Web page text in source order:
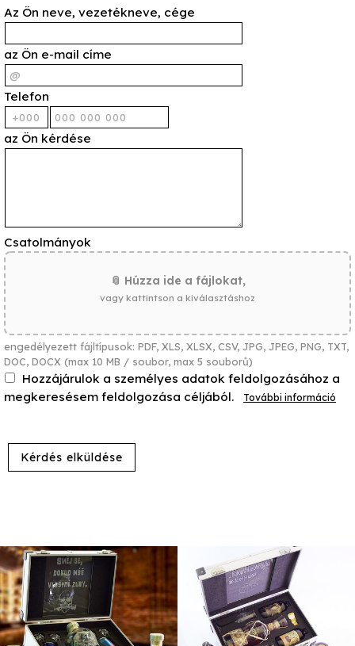
Az Ön neve, vezetékneve, cége
az Ön e-mail címe
Telefon
az Ön kérdése
Csatolmányok
📎 Húzza ide a fájlokat,
vagy kattintson a kiválasztáshoz
engedélyezett fájltípusok: PDF, XLS, XLSX, CSV, JPG, JPEG, PNG, TXT,
DOC, DOCX (max 10 MB / soubor, max 5 souborů)
Hozzájárulok a személyes adatok feldolgozásához a
megkeresésem feldolgozása céljából.
További információ